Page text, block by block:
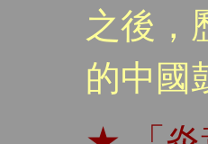
之後，
的中國